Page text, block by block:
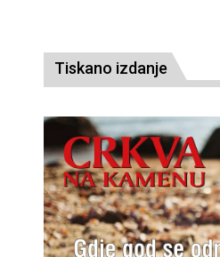
Tiskano izdanje